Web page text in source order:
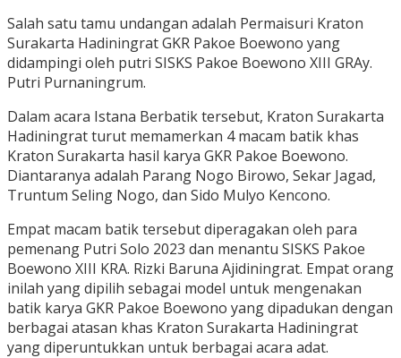
Salah satu tamu undangan adalah Permaisuri Kraton
Surakarta Hadiningrat GKR Pakoe Boewono yang
didampingi oleh putri SISKS Pakoe Boewono XIII GRAy.
Putri Purnaningrum.
Dalam acara Istana Berbatik tersebut, Kraton Surakarta
Hadiningrat turut memamerkan 4 macam batik khas
Kraton Surakarta hasil karya GKR Pakoe Boewono.
Diantaranya adalah Parang Nogo Birowo, Sekar Jagad,
Truntum Seling Nogo, dan Sido Mulyo Kencono.
Empat macam batik tersebut diperagakan oleh para
pemenang Putri Solo 2023 dan menantu SISKS Pakoe
Boewono XIII KRA. Rizki Baruna Ajidiningrat. Empat orang
inilah yang dipilih sebagai model untuk mengenakan
batik karya GKR Pakoe Boewono yang dipadukan dengan
berbagai atasan khas Kraton Surakarta Hadiningrat
yang diperuntukkan untuk berbagai acara adat.